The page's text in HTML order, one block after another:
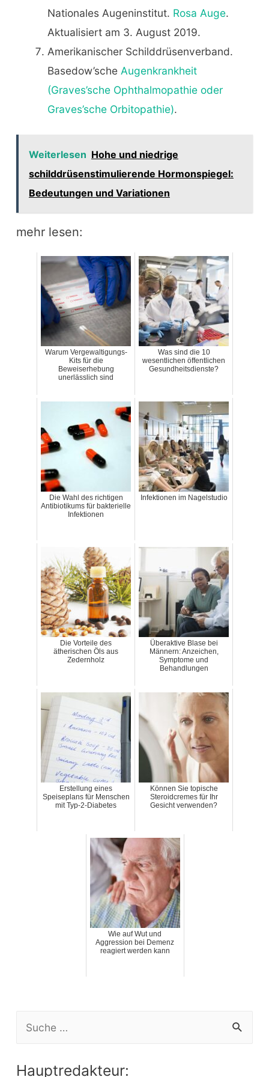
Nationales Augeninstitut. Rosa Auge.
Aktualisiert am 3. August 2019.
Amerikanischer Schilddrüsenverband.
Basedow’sche Augenkrankheit
(Graves’sche Ophthalmopathie oder
Graves’sche Orbitopathie).
Weiterlesen Hohe und niedrige
schilddrüsenstimulierende Hormonspiegel:
Bedeutungen und Variationen
mehr lesen:
Warum Vergewaltigungs-
Kits für die
Beweiserhebung
unerlässlich sind
Was sind die 10
wesentlichen öffentlichen
Gesundheitsdienste?
Die Wahl des richtigen
Antibiotikums für bakterielle
Infektionen
Infektionen im Nagelstudio
Die Vorteile des
ätherischen Öls aus
Zedernholz
Überaktive Blase bei
Männern: Anzeichen,
Symptome und
Behandlungen
Erstellung eines
Speiseplans für Menschen
mit Typ-2-Diabetes
Können Sie topische
Steroidcremes für Ihr
Gesicht verwenden?
Wie auf Wut und
Aggression bei Demenz
reagiert werden kann
Hauptredakteur: